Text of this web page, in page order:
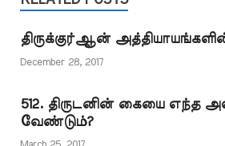
நபி…
கொண்டு ஈஸா நபி
இறைவனின் குமாரர்
என்று சில கிறித்தவர்கள்
கூறுகின்றனர்.
ஒப்புக் கொள்வதாக
அவர்கள் பிரச்சாரம்
செய்கின்றனர். ஈஸா
நபியோ, மற்ற யாருமோ
திருக்குர்ஆன்
December 28, 2017
512. திருடனின் கையை எந்த
வேண்டும்?